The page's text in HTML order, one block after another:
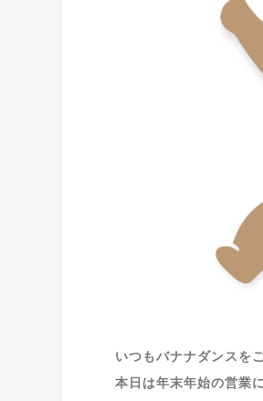
いつもバナナダンスを
本日は年末年始の営業